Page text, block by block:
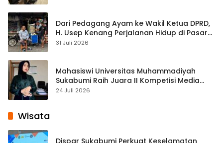
Dari Pedagang Ayam ke Wakil Ketua DPRD,
H. Usep Kenang Perjalanan Hidup di Pasar
Cisaat
31 Juli 2026
Mahasiswi Universitas Muhammadiyah
Sukabumi Raih Juara II Kompetisi Media
Pembelajaran Digital Tingkat Internasional
24 Juli 2026
Wisata
Dispar Sukabumi Perkuat Keselamatan